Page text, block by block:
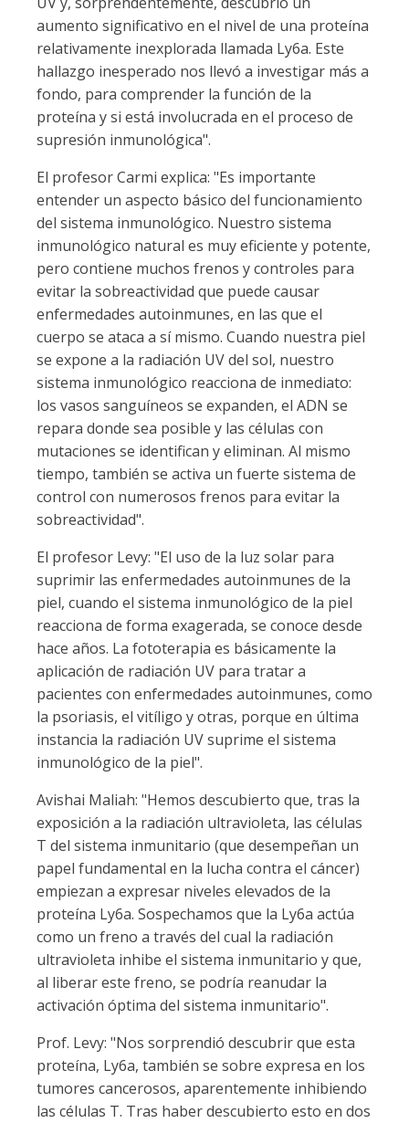
aumento significativo en el nivel de una proteína
relativamente inexplorada llamada Ly6a. Este
hallazgo inesperado nos llevó a investigar más a
fondo, para comprender la función de la
proteína y si está involucrada en el proceso de
supresión inmunológica".
El profesor Carmi explica: "Es importante
entender un aspecto básico del funcionamiento
del sistema inmunológico. Nuestro sistema
inmunológico natural es muy eficiente y potente,
pero contiene muchos frenos y controles para
evitar la sobreactividad que puede causar
enfermedades autoinmunes, en las que el
cuerpo se ataca a sí mismo. Cuando nuestra piel
se expone a la radiación UV del sol, nuestro
sistema inmunológico reacciona de inmediato:
los vasos sanguíneos se expanden, el ADN se
repara donde sea posible y las células con
mutaciones se identifican y eliminan. Al mismo
tiempo, también se activa un fuerte sistema de
control con numerosos frenos para evitar la
sobreactividad".
El profesor Levy: "El uso de la luz solar para
suprimir las enfermedades autoinmunes de la
piel, cuando el sistema inmunológico de la piel
reacciona de forma exagerada, se conoce desde
hace años. La fototerapia es básicamente la
aplicación de radiación UV para tratar a
pacientes con enfermedades autoinmunes, como
la psoriasis, el vitíligo y otras, porque en última
instancia la radiación UV suprime el sistema
inmunológico de la piel".
Avishai Maliah: "Hemos descubierto que, tras la
exposición a la radiación ultravioleta, las células
T del sistema inmunitario (que desempeñan un
papel fundamental en la lucha contra el cáncer)
empiezan a expresar niveles elevados de la
proteína Ly6a. Sospechamos que la Ly6a actúa
como un freno a través del cual la radiación
ultravioleta inhibe el sistema inmunitario y que,
al liberar este freno, se podría reanudar la
activación óptima del sistema inmunitario".
Prof. Levy: "Nos sorprendió descubrir que esta
proteína, Ly6a, también se sobre expresa en los
tumores cancerosos, aparentemente inhibiendo
las células T. Tras haber descubierto esto en dos